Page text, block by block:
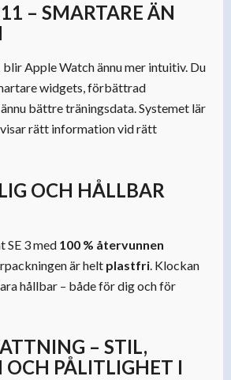
– SMARTARE ÄN
blir Apple Watch ännu mer intuitiv. Du
widgets, förbättrad
bättre träningsdata. Systemet lär
visar rätt information vid rätt
OCH HÅLLBAR
SE 3 med 100 % återvunnen
är helt plastfri . Klockan
hållbar – både för dig och för
– STIL,
PÅLITLIGHET I